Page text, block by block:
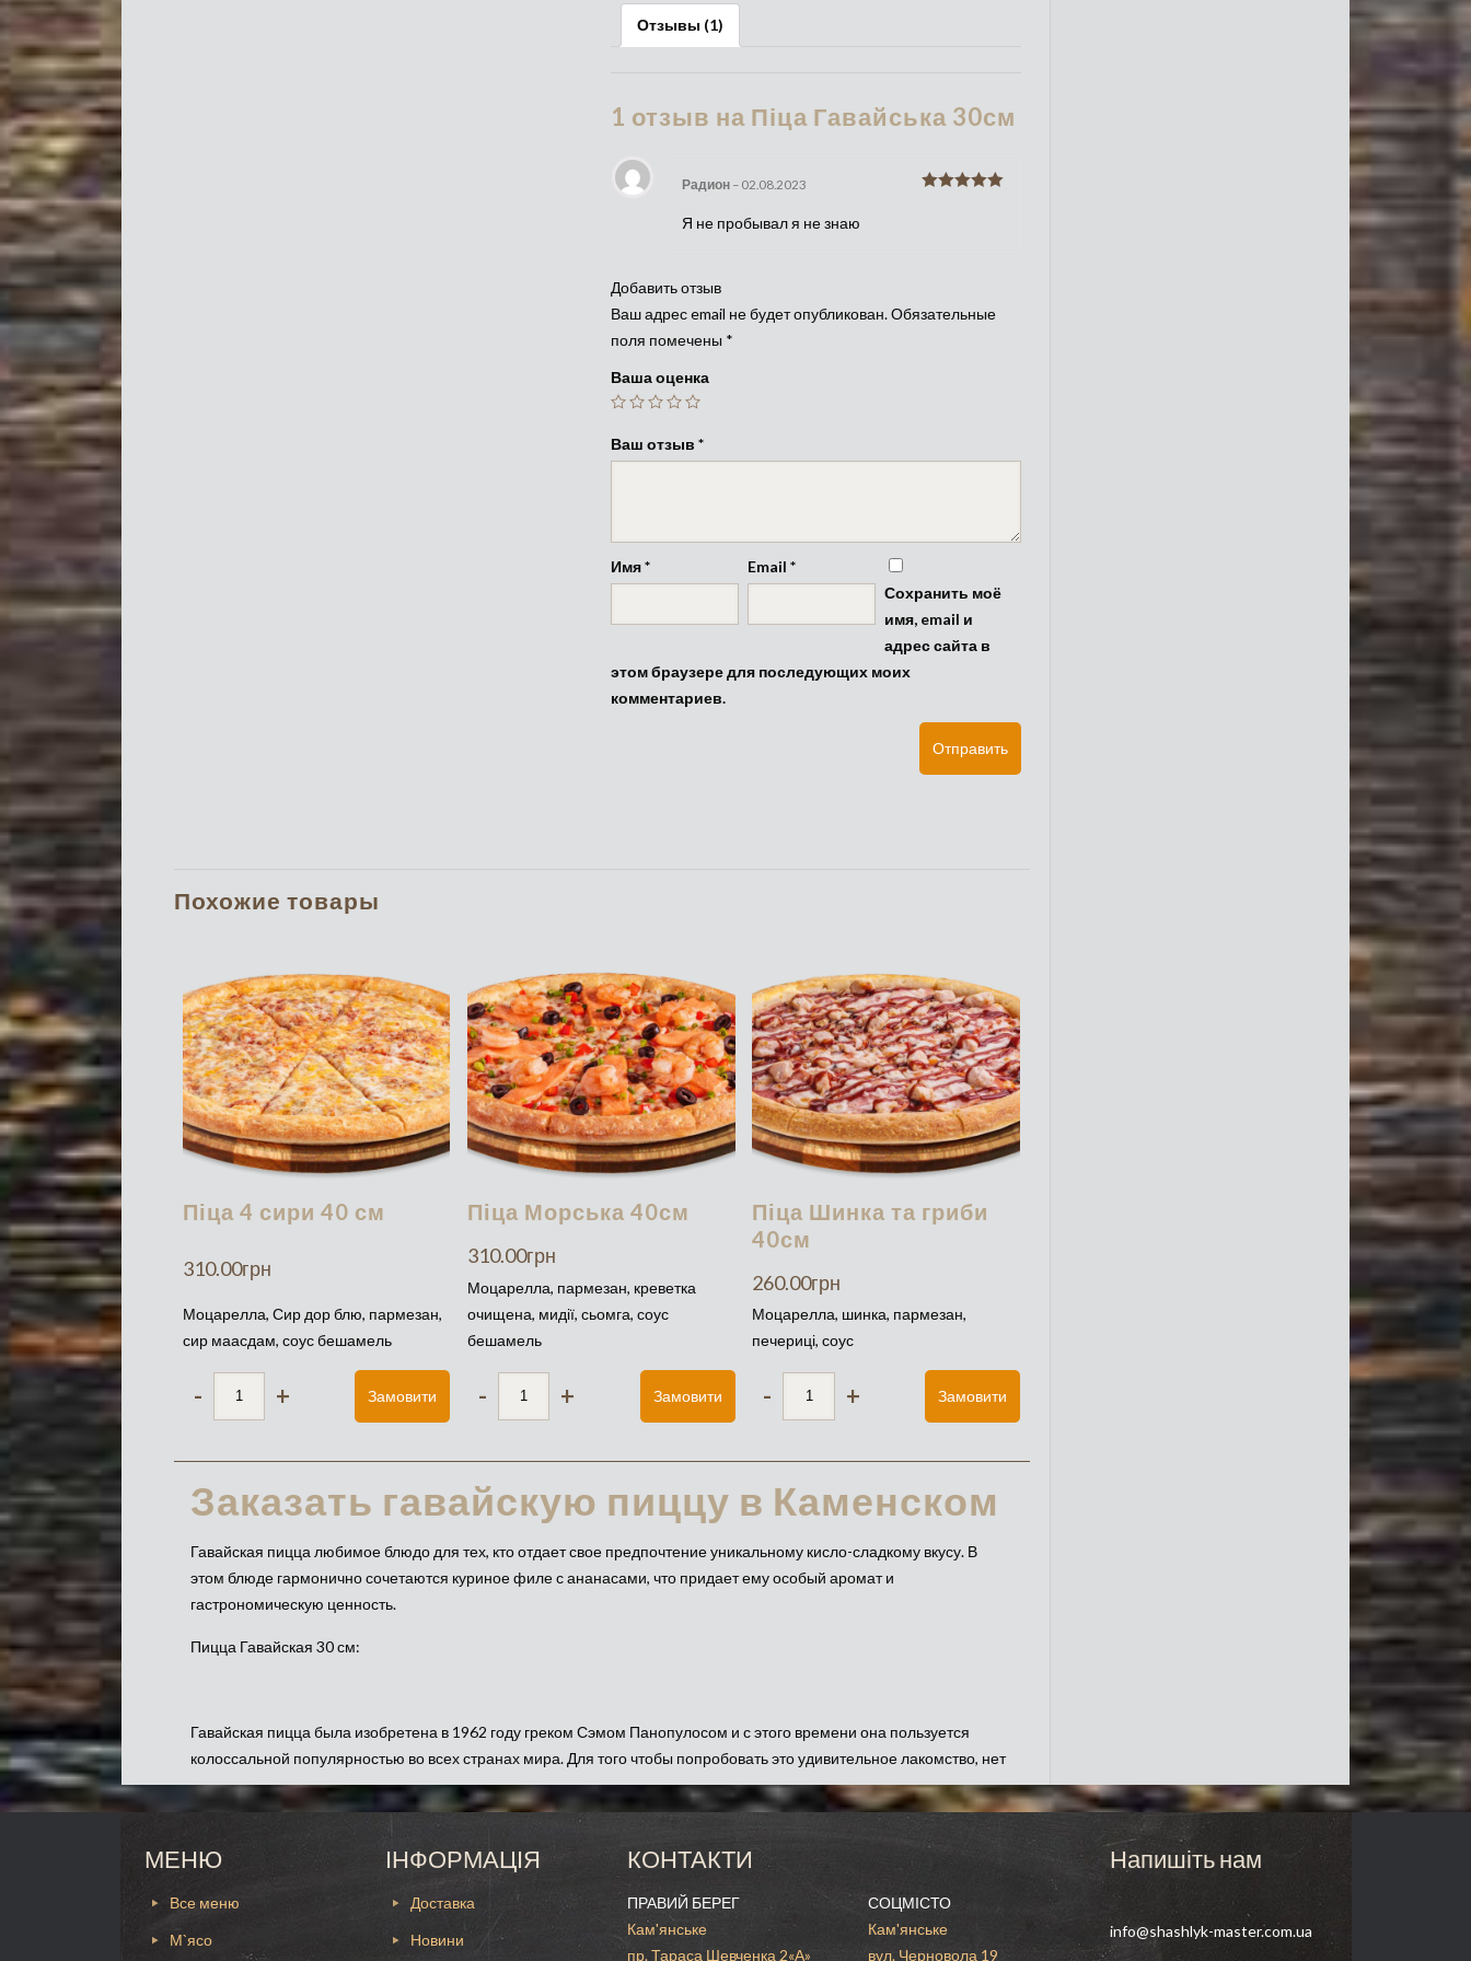
Отзывы (1)
1 отзыв на Піца Гавайська 30см
Радион – 02.08.2023
Я не пробывал я не знаю
Добавить отзыв
Ваш адрес email не будет опубликован.Обязательные
поля помечены *
Ваша оценка
Ваш отзыв *
Имя* Email *
Сохранить моё
имя, email и
адрес сайта в
этом браузере для последующих моих
комментариев.
Похожие товары
Піца 4 сири 40 см
310.00грн
Моцарелла, Сир дор блю, пармезан,
сир маасдам, соус бешамель
- + Замовити
Піца Морська 40см
310.00грн
Моцарелла, пармезан, креветка
очищена, мидії, сьомга, соус
бешамель
- + Замовити
Піца Шинка та гриби
40см
260.00грн
Моцарелла, шинка, пармезан,
печериці, соус
- + Замовити
Заказать гавайскую пиццу в Каменском
Гавайская пицца любимое блюдо для тех, кто отдает свое предпочтение уникальному кисло-сладкому вкусу. В
этом блюде гармонично сочетаются куриное филе с ананасами, что придает ему особый аромат и
гастрономическую ценность.
Пицца Гавайская 30 см:
Гавайская пицца была изобретена в 1962 году греком Сэмом Панопулосом и с этого времени она пользуется
колоссальной популярностью во всех странах мира. Для того чтобы попробовать это удивительное лакомство, нет
необходимости уезжать за границу, ведь гавайская пицца доступна и в Каменском.
Пицца гавайская с курицей и ананасами это любимое блюдо для всех детей. В нашей интерпретации это блюдо
дополнено оригинальным сыром пармезан и нежным сливочным соусом, что придает ей особый аромат и
Почему стоит заказать у нас гавайскую пиццу Каменском:
МЕНЮ
Все меню
М`ясо
ІНФОРМАЦІЯ
Доставка
Новини
КОНТАКТИ
ПРАВИЙ БЕРЕГ
Кам'янське
пр. Тараса Шевченка 2«А»
СОЦМІСТО
Кам'янське
вул. Черновола 19
Напишіть нам
info@shashlyk-master.com.ua